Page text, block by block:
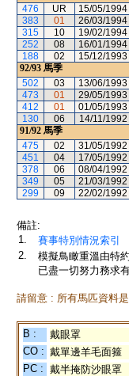
476
UR 15/05/1994
383
01 26/03/1994
315
10 19/02/1994
252
08 16/01/1994
188
02 15/12/1993
92/93 馬季
502
03 13/06/1993
473
01 29/05/1993
412
01 01/05/1993
130
06 14/11/1992
91/92 馬季
475
02 31/05/1992
451
04 17/05/1992
378
06 08/04/1992
349
05 21/03/1992
299
09 22/02/1992
備註:
1.
賽事特別情況索引
2.
模擬鳥瞰重溫由特
已盡一切努力務求
請留意 : 所有馬匹資料
B : 戴眼罩
CO : 戴單邊羊毛面箍
PC : 戴半掩防沙眼罩